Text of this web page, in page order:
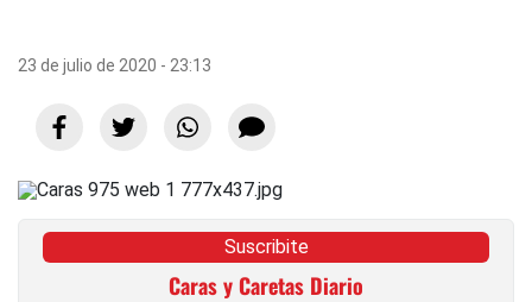
23 de julio de 2020 - 23:13
Suscribite
Caras y Caretas Diario